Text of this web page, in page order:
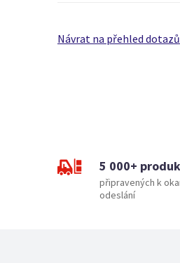
Návrat na přehled dotazů
5 000+
připravených k
odeslání